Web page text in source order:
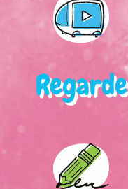
Regarde